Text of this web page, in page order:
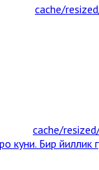
куни. Бир йиллик